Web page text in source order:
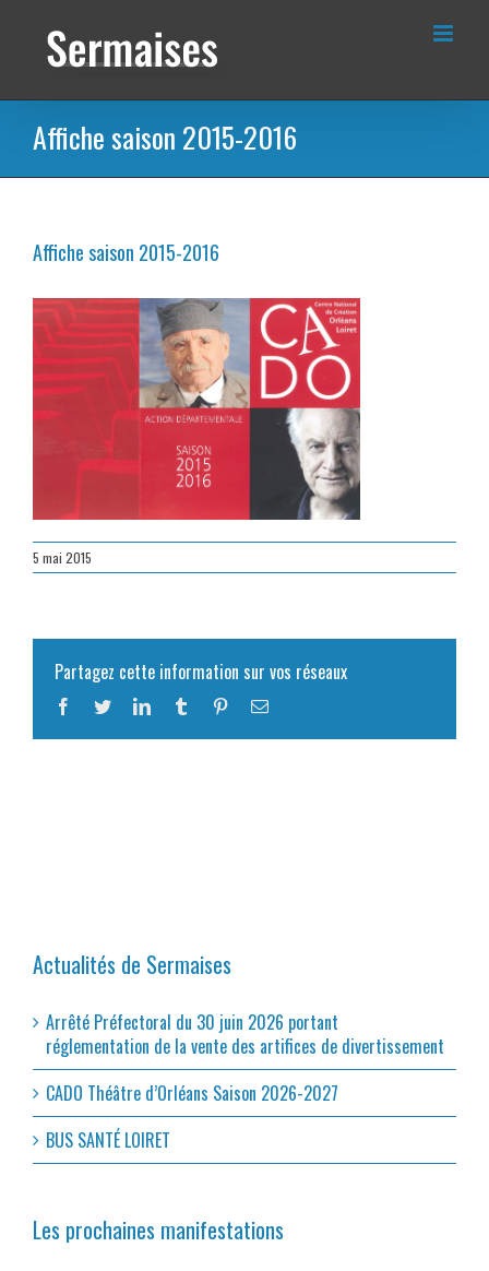
contenu
Affiche saison 2015-2016
Affiche saison 2015-2016
5 mai 2015
Partagez cette information sur vos réseaux
Facebook
TwitterLinkedInTumblr PinterestEmail
Actualités de Sermaises
Arrêté Préfectoral du 30 juin 2026 portant
réglementation de la vente des artifices de divertissement
CADO Théâtre d’Orléans Saison 2026-2027
BUS SANTÉ LOIRET
Les prochaines manifestations